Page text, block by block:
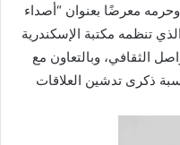
وحرمه معرضًا بعنوان “أصداء
تنظمه مكتبة الإسكندرية
الثقافي، وبالتعاون مع
ذكرى تدشين العلاقات